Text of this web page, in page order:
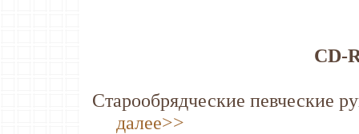
CD-
Старообрядческие певческие
далее>>